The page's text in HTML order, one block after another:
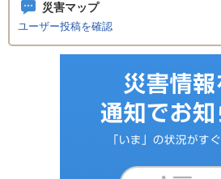
災害マップ
ユーザー投稿を確認